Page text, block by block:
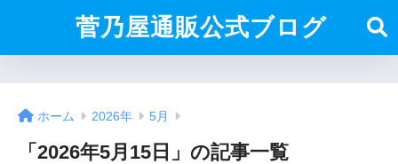
菅乃屋通販公式ブログ
ホーム 2026年 5月
「2026年5月15日」の記事一覧